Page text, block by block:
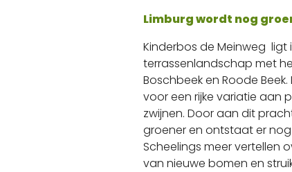
Limburg wordt nog
Kinderbos de Meinweg ligt
terrassenlandschap met
Boschbeek en Roode
voor een rijke variatie aan
zwijnen. Door aan dit
groener en ontstaat er
Scheelings meer vertellen
van nieuwe bomen en